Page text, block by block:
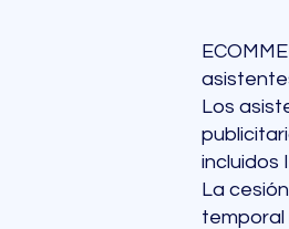
Los
incluidos
La
temporal